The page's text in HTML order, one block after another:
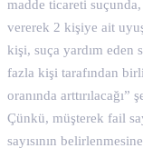
madde ticareti
vererek 2 kişiye ait
kişi, suça yardım eden
fazla kişi tarafından
oranında
Çünkü, müşterek fail
sayısının